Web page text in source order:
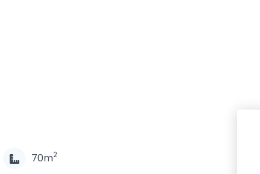
70m2